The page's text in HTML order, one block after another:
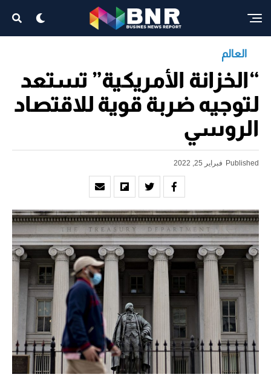
العالم
“الخزانة الأمريكية” تستعد
لتوجيه ضربة قوية للاقتصاد
الروسي
Published فبراير 25, 2022